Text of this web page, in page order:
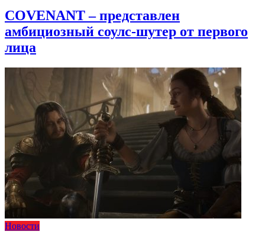
COVENANT – представлен
амбициозный соулс-шутер от первого
лица
Новости